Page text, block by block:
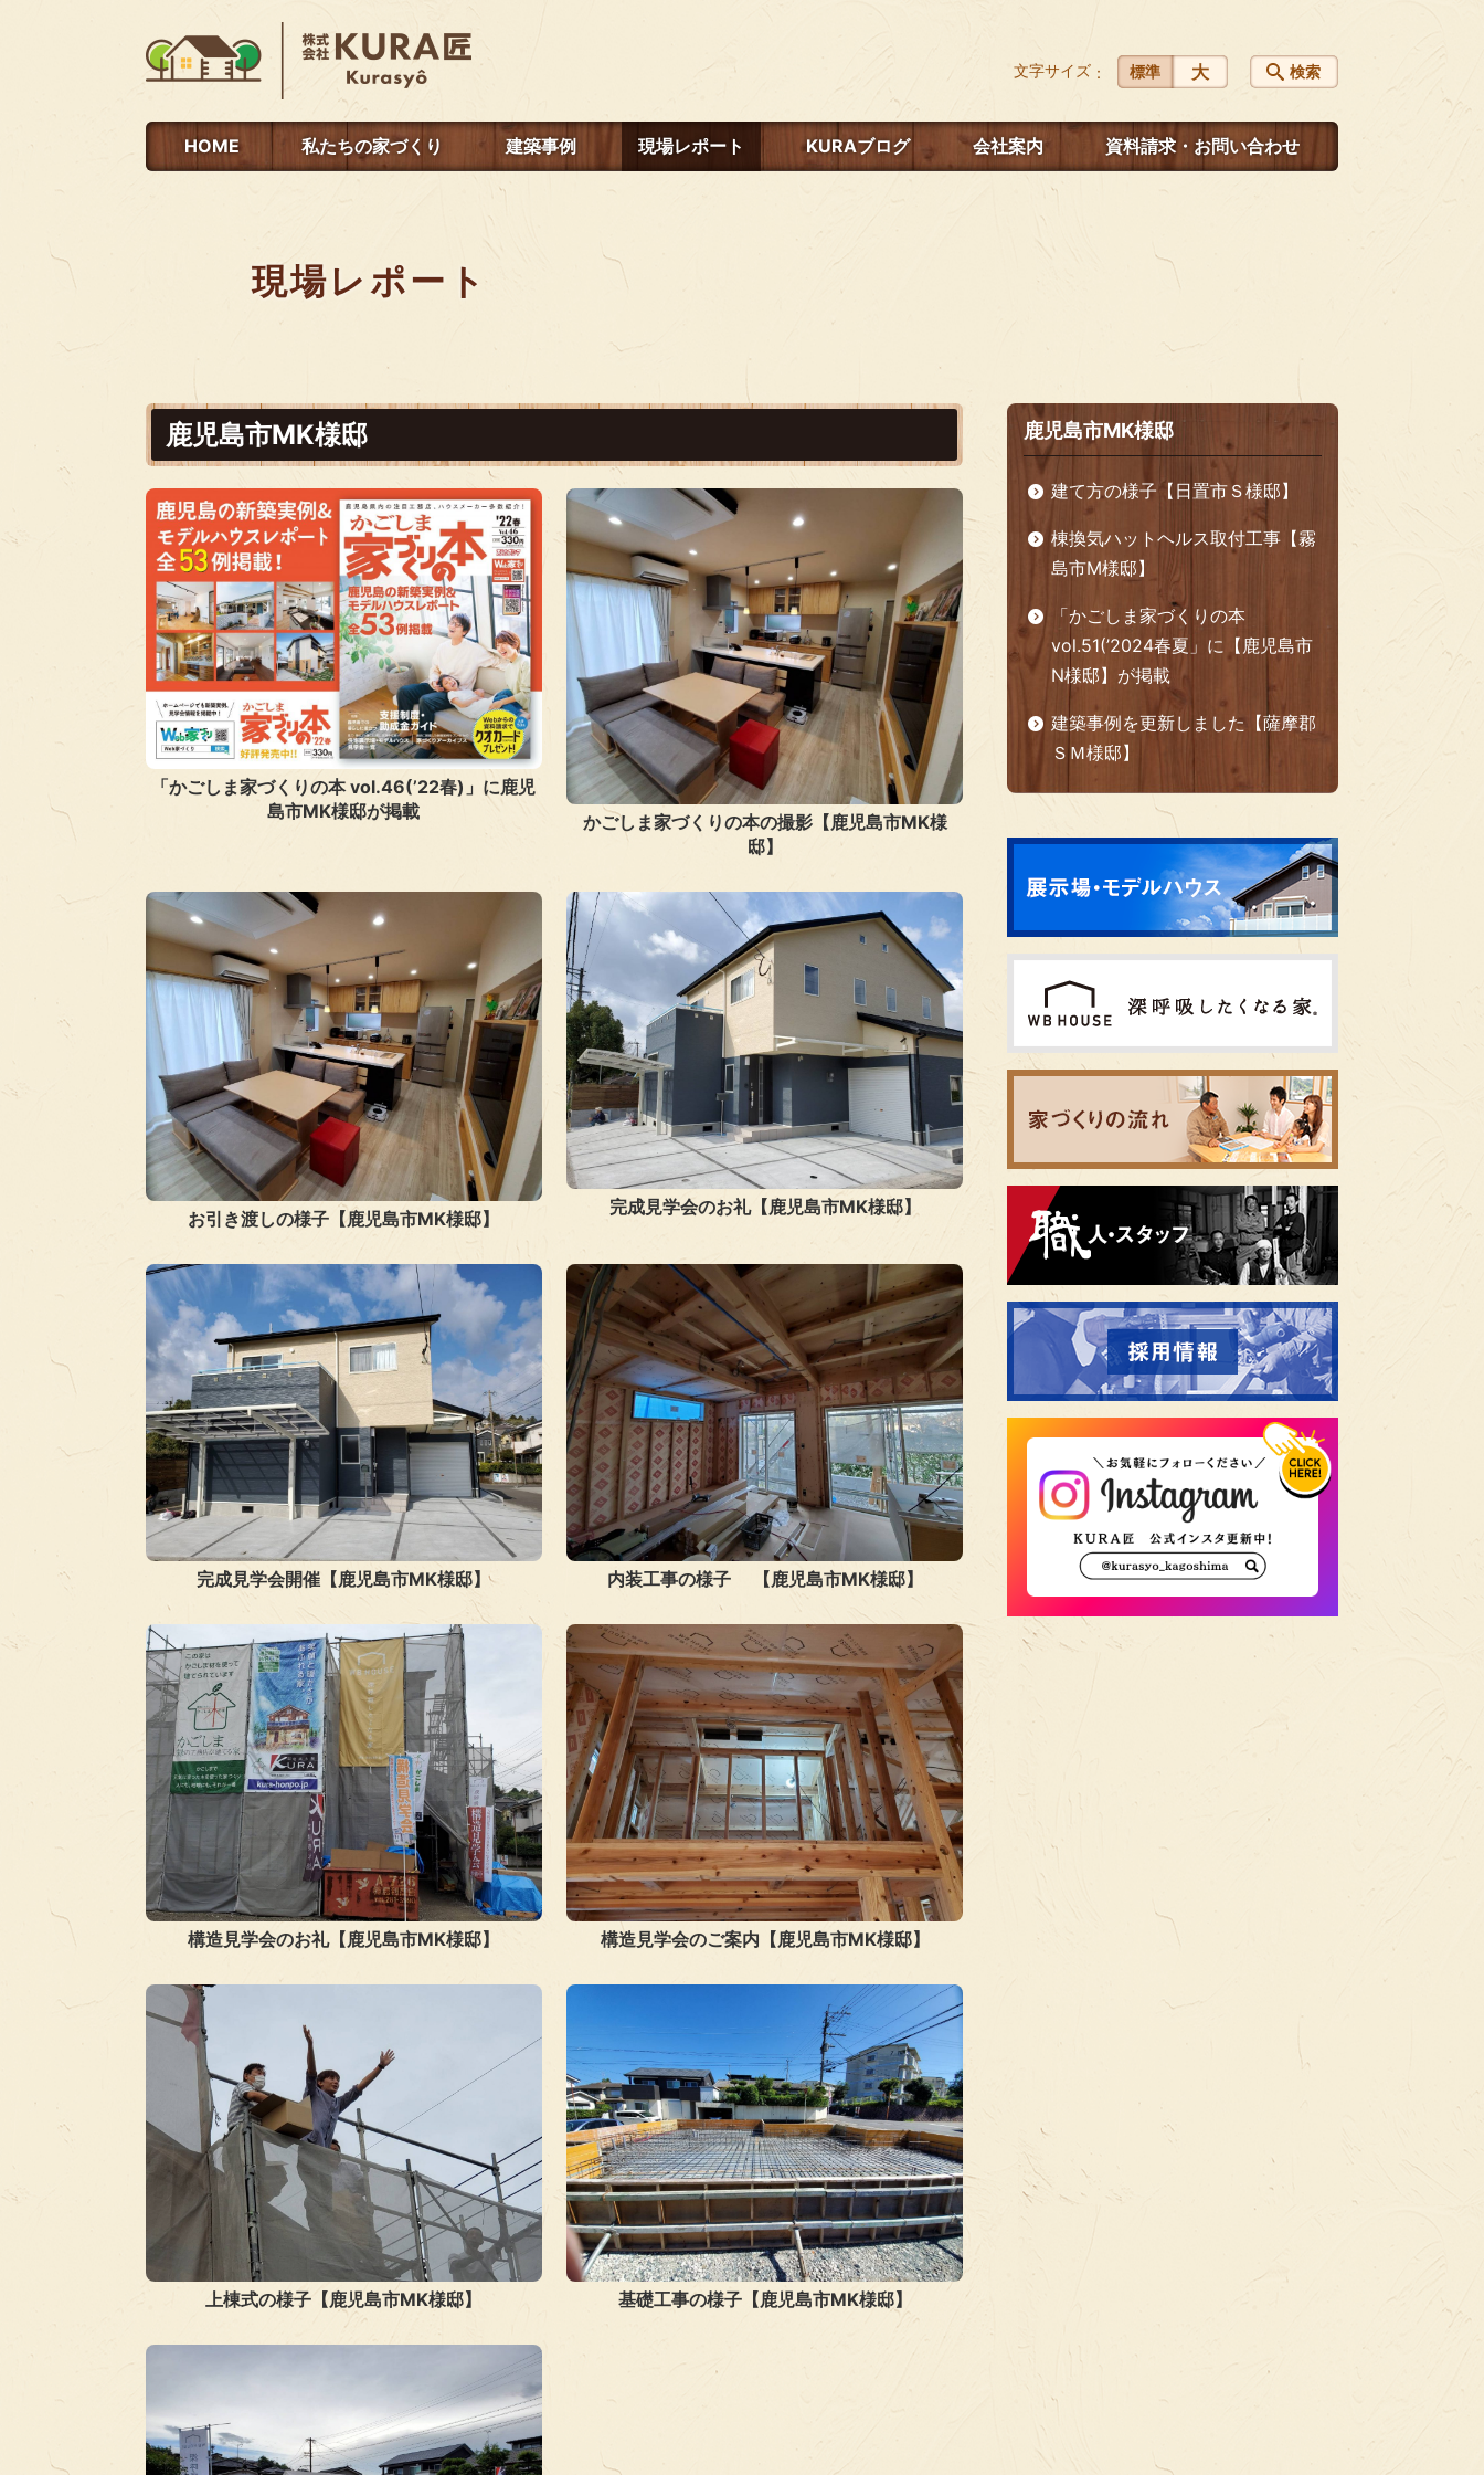
HOME 私たちの家づくり 建築事例 現場レポート KURAブログ 会社案内 資料請求・お問い合わせ
検索
文字サイズ 標準 大
現場レポート
鹿児島市MK様邸
「かごしま家づくりの本 vol.46(’22春)」に鹿児
島市MK様邸が掲載
かごしま家づくりの本の撮影【鹿児島市MK様
邸】
お引き渡しの様子【鹿児島市MK様邸】
完成見学会のお礼【鹿児島市MK様邸】
完成見学会開催【鹿児島市MK様邸】 内装工事の様子 【鹿児島市MK様邸】
構造見学会のお礼【鹿児島市MK様邸】 構造見学会のご案内【鹿児島市MK様邸】
上棟式の様子【鹿児島市MK様邸】 基礎工事の様子【鹿児島市MK様邸】
鹿児島市MK様邸
建て方の様子【日置市Ｓ様邸】
棟換気ハットヘルス取付工事【霧
島市M様邸】
「かごしま家づくりの本
vol.51(’2024春夏」に【鹿児島市
N様邸】が掲載
建築事例を更新しました【薩摩郡
ＳＭ様邸】